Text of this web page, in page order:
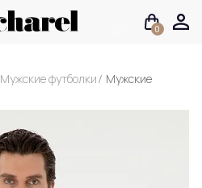
0
Мужские футболки Мужские